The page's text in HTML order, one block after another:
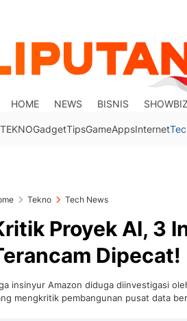
HOME NEWS BISNIS SHOWBIZ
TEKNOGadgetTipsGameAppsInternet
Tekno Tech News
Proyek AI, 3
Dipecat!
insinyur Amazon diduga diinvestigasi
mengkritik pembangunan pusat data